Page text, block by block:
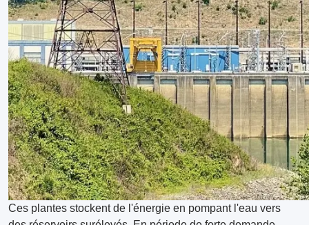
Ces plantes stockent de l'énergie en pompant l'eau vers